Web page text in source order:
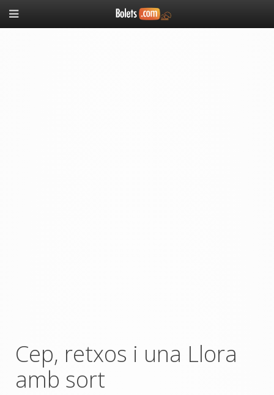
Cep, retxos i una Llora
amb sort